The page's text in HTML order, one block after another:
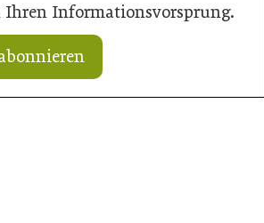
Ihren Informationsvorsprung.